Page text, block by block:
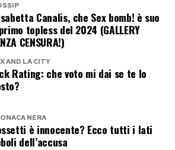
Canalis, che Sex bomb! è suo
topless del 2024 (GALLERY
CENSURA!)
AND LA CITY
Rating: che voto mi dai se te lo
NERA
è innocente? Ecco tutti i lati
dell’accusa